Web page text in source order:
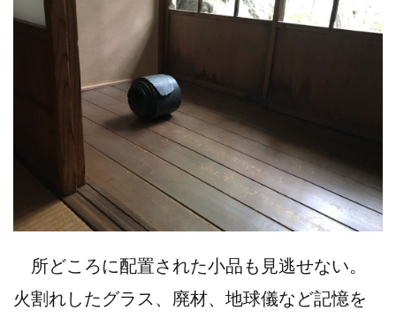
所どころに配置された小品も見逃せない。
火割れしたグラス、廃材、地球儀など記憶を